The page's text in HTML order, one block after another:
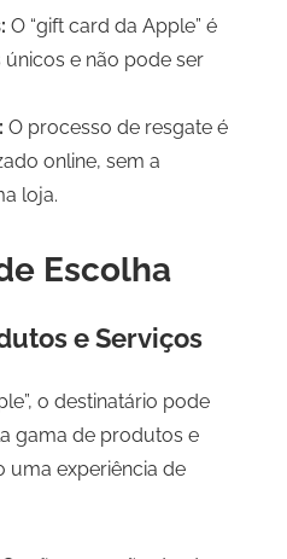
O “gift card da Apple” é
e não pode ser
O processo de resgate é
online, sem a
loja.
Escolha
e Serviços
o destinatário pode
gama de produtos e
uma experiência de